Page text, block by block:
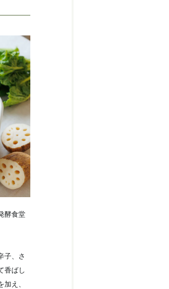
酵食堂
子、さ
香ばし
え、